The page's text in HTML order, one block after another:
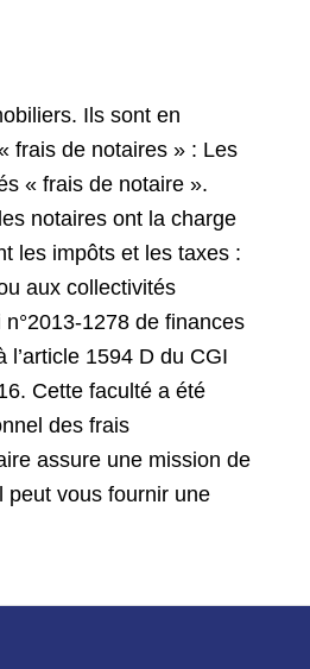
Ils sont en
frais de notaires » : Les
« frais de notaire ».
notaires ont la charge
les impôts et les taxes :
aux collectivités
1278 de finances
1594 D du CGI
Cette faculté a été
des frais
assure une mission de
peut vous fournir une